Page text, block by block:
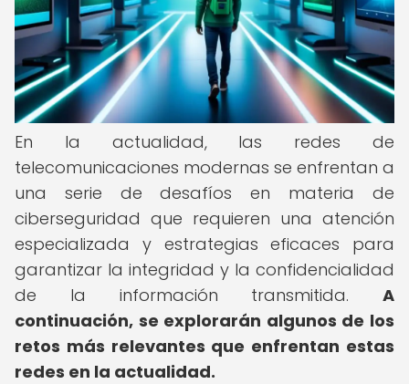
En la actualidad, las redes de
telecomunicaciones modernas se enfrentan a
una serie de desafíos en materia de
ciberseguridad que requieren una atención
especializada y estrategias eficaces para
garantizar la integridad y la confidencialidad
de la información transmitida. A
continuación, se explorarán algunos de los
retos más relevantes que enfrentan estas
redes en la actualidad.